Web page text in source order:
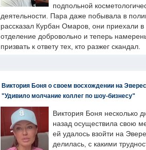
подпольной
деятельности. Пара даже побывала в
рассказал Курбан Омаров, они приехали в
отделение добровольно и теперь
призвать к ответу тех, кто разжег скандал.
Виктория Боня о своем восхождении на
"Удивило молчание коллег по шоу-бизнесу"
Виктория Боня несколько
назад осуществила свою
ей удалось взойти на
делилась, с какими